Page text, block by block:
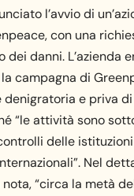
l’avvio di
con una
dei danni. L’azienda
campagna di
denigratoria e priva
“le attività sono
delle
Nel
“circa la metà